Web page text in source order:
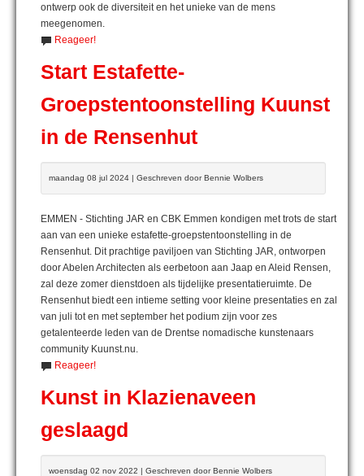
ontwerp ook de diversiteit en het unieke van de mens
meegenomen.
Reageer!
Start Estafette-
Groepstentoonstelling Kuunst
in de Rensenhut
maandag 08 jul 2024 | Geschreven door Bennie Wolbers
EMMEN - Stichting JAR en CBK Emmen kondigen met trots de start
aan van een unieke estafette-groepstentoonstelling in de
Rensenhut. Dit prachtige paviljoen van Stichting JAR, ontworpen
door Abelen Architecten als eerbetoon aan Jaap en Aleid Rensen,
zal deze zomer dienstdoen als tijdelijke presentatieruimte. De
Rensenhut biedt een intieme setting voor kleine presentaties en zal
van juli tot en met september het podium zijn voor zes
getalenteerde leden van de Drentse nomadische kunstenaars
community Kuunst.nu.
Reageer!
Kunst in Klazienaveen
geslaagd
woensdag 02 nov 2022 | Geschreven door Bennie Wolbers